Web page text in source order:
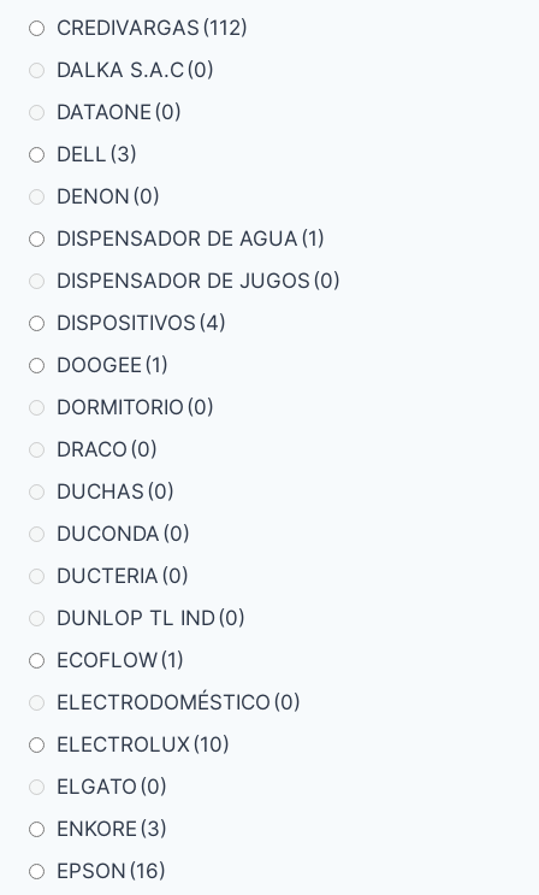
CREDIVARGAS (112)
DALKA S.A.C(0)
DATAONE (0)
DELL (3)
DENON (0)
DISPENSADOR DE AGUA (1)
DISPENSADOR DE JUGOS (0)
DISPOSITIVOS (4)
DOOGEE (1)
DORMITORIO (0)
DRACO (0)
DUCHAS (0)
DUCONDA (0)
DUCTERIA (0)
DUNLOP TL IND(0)
ECOFLOW(1)
ELECTRODOMÉSTICO (0)
ELECTROLUX(10)
ELGATO (0)
ENKORE (3)
EPSON (16)